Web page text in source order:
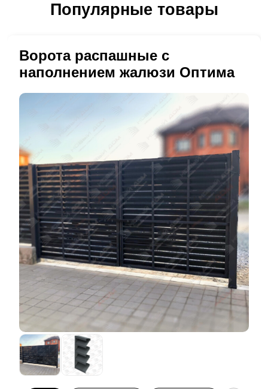
Популярные товары
Ворота распашные с
наполнением жалюзи Оптима